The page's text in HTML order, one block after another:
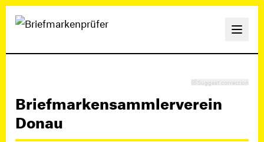
Suggest correction
Briefmarkensammlerverein
Donau